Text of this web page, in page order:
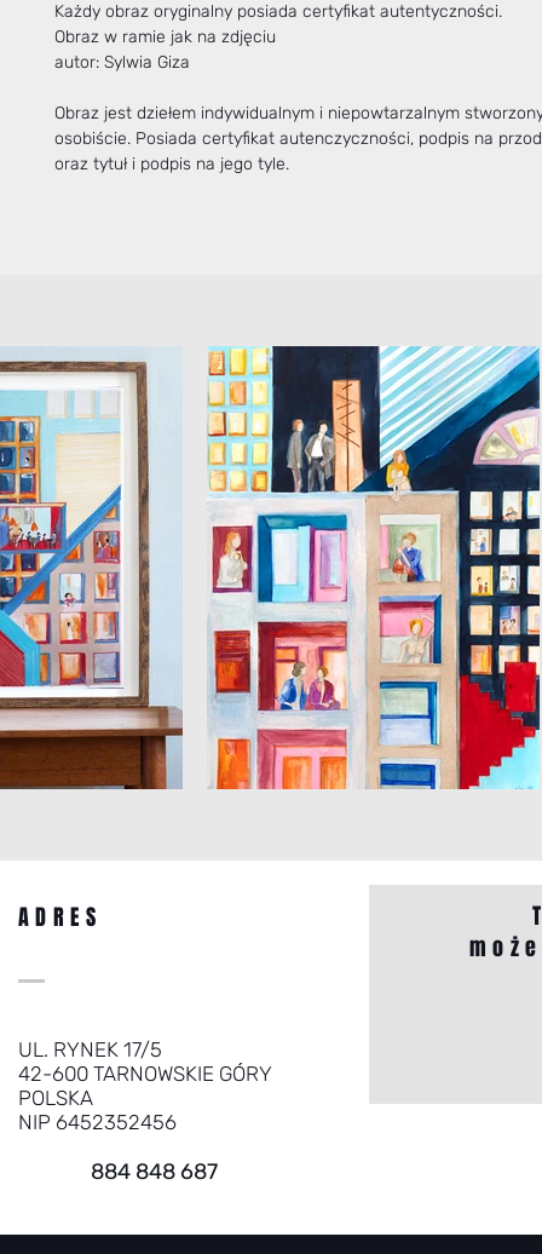
Każdy obraz oryginalny posiada certyfikat autentyczności.
Obraz w ramie jak na zdjęciu
autor: Sylwia Giza
Obraz jest dziełem indywidualnym i niepowtarzalnym
osobiście. Posiada certyfikat autenczyczności, podpis na
oraz tytuł i podpis na jego tyle.
ADRES
UL. RYNEK 17/5
42-600 TARNOWSKIE GÓRY
POLSKA
NIP 6452352456
884 848 687